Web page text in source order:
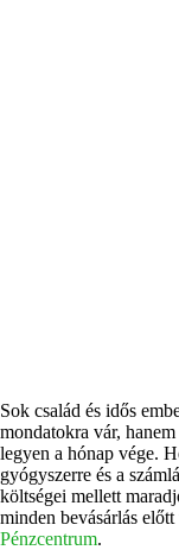
Sok család és idős
mondatokra vár,
legyen a hónap vége.
gyógyszerre és a
költségei mellett
minden bevásárlás
Pénzcentrum.